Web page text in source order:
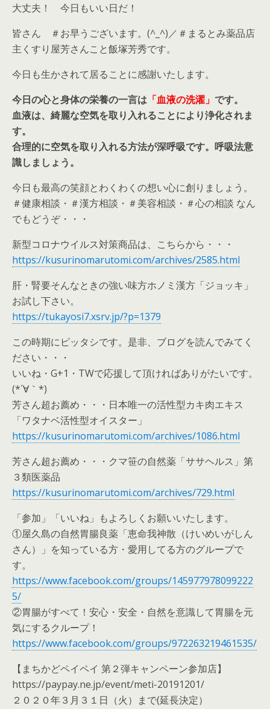
大丈夫！ 今日もいい日だ！
皆さん ＃お早うございます。(^_^)／＃まるとみ薬品店
主くすり屋芳さんこと飯塚芳秀です。
今日も生かされて居ることに感謝いたします。
今日の心と身体の栄養の一言は 「血液の洗濯」 です。
血液は、綺麗な空気を取り入れることにより浄化されま
す。
合理的に空気を取り入れる方法が深呼吸です。呼吸法意
識しましょう。
今日も最高の笑顔とわくわくの想い心に創りましょう。
＃健康相談・＃漢方相談・＃美容相談・＃心の相談 なん
でもどうぞ・・・
新型コロナウイルス対策商品は、こちらから・・・
https://kusurinomarutomi.com/archives/2585.html
肝・腎要そんなときの強い味方ホノミ漢方「ジョッキ」
お試し下さい。
https://tukayosi7.xsrv.jp/?p=1379
この時期にピッタシです。是非、ブログを読んでみてく
ださい・・・
いいね・G+1・TWで応援して頂ければありがたいです。
(*´∀｀*)
芳さん超お薦め・・・日本唯一の活性型カキ肉エキス
「ワタナベ活性型オイスター」
https://kusurinomarutomi.com/archives/1086.html
芳さん超お薦め・・・クマ笹の自然薬「ササヘルス」第
３類医薬品
https://kusurinomarutomi.com/archives/729.html
「参加」「いいね」もよろしくお願いいたします。
①屋久島の自然胃腸良薬「恵命我神散（けいめいがしん
さん）」を知っている方・愛用してる方のグループで
す。
https://www.facebook.com/groups/145977978099222
5/
②胃腸がすべて！安心・安全・自然を意識して胃腸を元
気にするクループ！
https://www.facebook.com/groups/972263219461535/
【まちかどペイペイ 第２弾キャンペーン参加店】
https://paypay.ne.jp/event/meti-20191201/
２０２０年３月３１日（火）まで(延長決定）